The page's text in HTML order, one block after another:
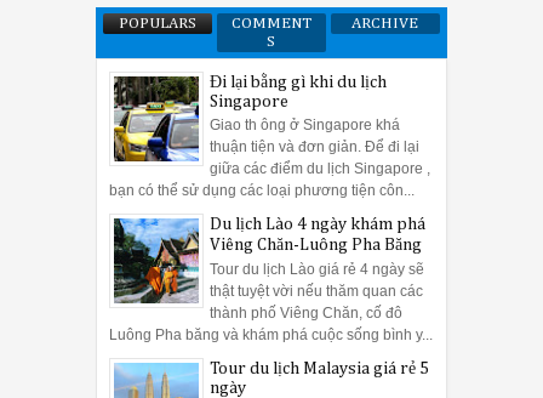
POPULARS
COMMENT
S
ARCHIVE
Đi lại bằng gì khi du lịch
Singapore
Giao th ông ở Singapore khá
thuận tiện và đơn giản. Để đi lại
giữa các điểm du lịch Singapore ,
bạn có thể sử dụng các loại phương tiện côn...
Du lịch Lào 4 ngày khám phá
Viêng Chăn-Luông Pha Băng
Tour du lịch Lào giá rẻ 4 ngày sẽ
thật tuyệt vời nếu thăm quan các
thành phố Viêng Chăn, cố đô
Luông Pha băng và khám phá cuộc sống bình y...
Tour du lịch Malaysia giá rẻ 5
ngày